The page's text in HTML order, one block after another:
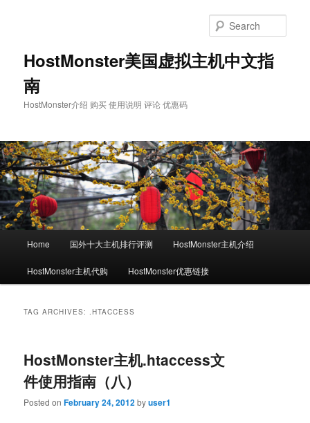
HostMonster美国虚拟主机中文指
南
HostMonster介绍 购买 使用说明 评论 优惠码
Home 国外十大主机排行评测 HostMonster主机介绍
HostMonster主机代购 HostMonster优惠链接
TAG ARCHIVES: .HTACCESS
HostMonster主机.htaccess文
件使用指南（八）
Posted onFebruary 24, 2012byuser1